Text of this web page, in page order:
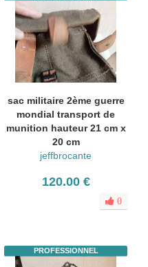
sac militaire 2ème guerre
mondial transport de
munition hauteur 21 cm x
20 cm
jeffbrocante
120.00 €
0
PROFESSIONNEL